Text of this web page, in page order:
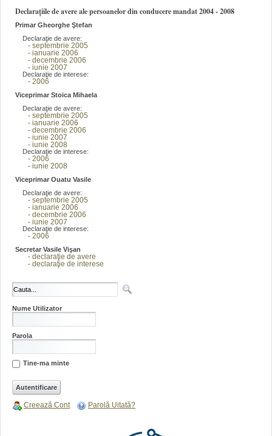
Declarațiile de avere ale persoanelor din conducere mandat 2004 - 2008
Primar Gheorghe Ştefan
Declaraţie de avere:
- septembrie 2005
- ianuarie 2006
- decembrie 2006
- iunie 2007
Declaraţie de interese:
- 2006
Viceprimar Stoica Mihaela
Declaraţie de avere:
- septembrie 2005
- ianuarie 2006
- decembrie 2006
- iunie 2007
- iunie 2008
Declaraţie de interese:
- 2006
- iunie 2008
Viceprimar Ouatu Vasile
Declaraţie de avere:
- septembrie 2005
- ianuarie 2006
- decembrie 2006
- iunie 2007
Declaraţie de interese:
- 2006
Secretar Vasile Vişan
- declaraţie de avere
- declaraţie de interese
Nume Utilizator
Parola
Tine-ma minte
Creează Cont Parolă Uitată?